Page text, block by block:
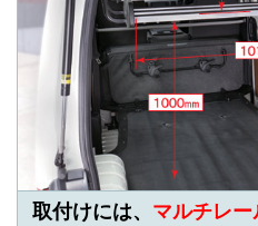
取付けには、 マルチレー